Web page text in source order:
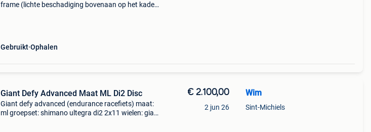
frame (lichte beschadiging bovenaan op het kader)
Gebruikt Ophalen
Giant Defy Advanced Maat ML Di2 Disc
Giant defy advanced (endurance racefiets) maat:
ml groepset: shimano ultegra di2 2x11 wielen: giant
€ 2.100,00
2 jun 26
Wim
Sint-Michiels